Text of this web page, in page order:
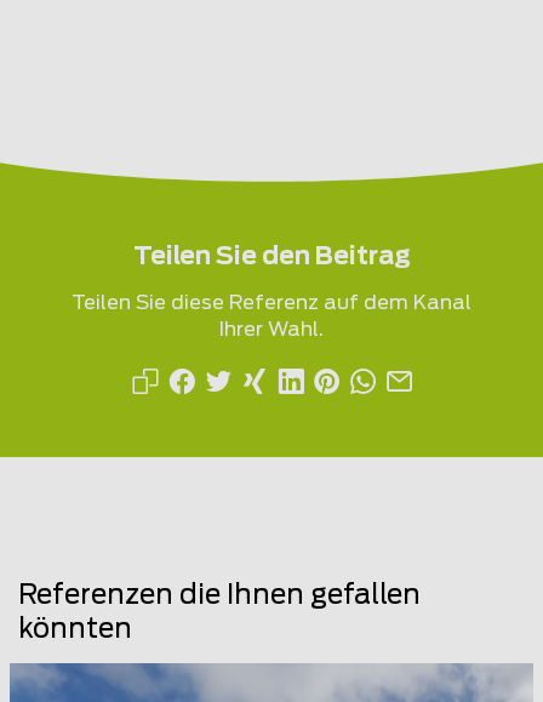
Teilen Sie den Beitrag
Teilen Sie diese Referenz auf dem Kanal
Ihrer Wahl.
Referenzen die Ihnen gefallen
könnten